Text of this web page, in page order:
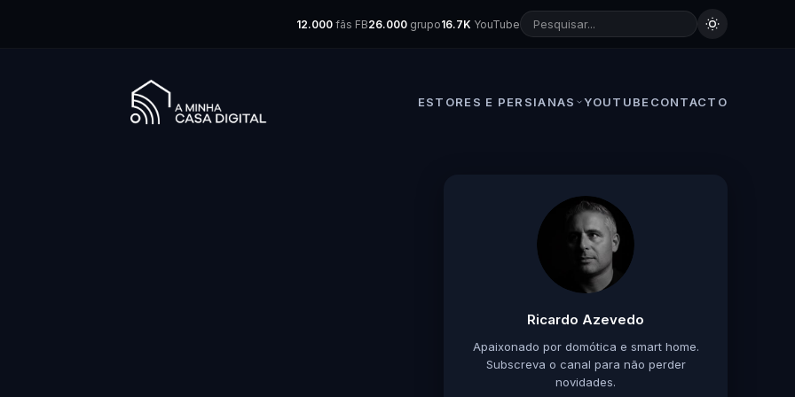
12.000 fãs FB26.000 grupo16.7K YouTube
ESTORES E PERSIANAS YOUTUBE CONTACTO
Ricardo Azevedo
Apaixonado por domótica e smart home.
Subscreva o canal para não perder
novidades.